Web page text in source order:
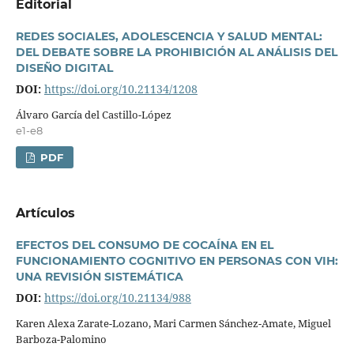
Editorial
REDES SOCIALES, ADOLESCENCIA Y SALUD MENTAL:
DEL DEBATE SOBRE LA PROHIBICIÓN AL ANÁLISIS DEL
DISEÑO DIGITAL
DOI: https://doi.org/10.21134/1208
Álvaro Garcí­a del Castillo-López
e1-e8
PDF
Artí­culos
EFECTOS DEL CONSUMO DE COCAÍNA EN EL
FUNCIONAMIENTO COGNITIVO EN PERSONAS CON VIH:
UNA REVISIÓN SISTEMÁTICA
DOI: https://doi.org/10.21134/988
Karen Alexa Zarate-Lozano, Mari Carmen Sánchez-Amate, Miguel
Barboza-Palomino